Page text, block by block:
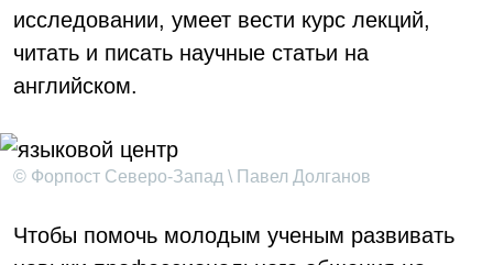
исследовании, умеет вести курс лекций,
читать и писать научные статьи на
английском.
© Форпост Северо-Запад \ Павел Долганов
Чтобы помочь молодым ученым развивать